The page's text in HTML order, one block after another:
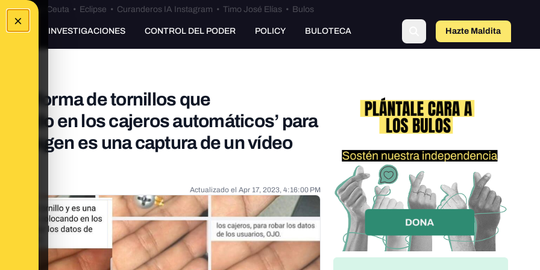
×
•Bulos Ceuta • Eclipse • Curanderos IA Instagram • Timo José Elías • Bulos
INVESTIGACIONES CONTROL DEL PODER POLICY BULOTECA Hazte Maldito
en forma de tornillos que
en los cajeros automáticos’ para
imagen es una captura de un vídeo
Actualizado el Apr 17, 2023, 4:16:00 PM